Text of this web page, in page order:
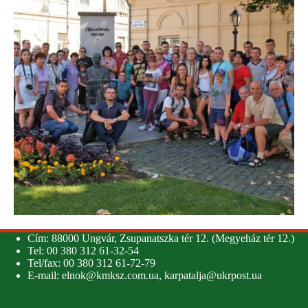
Cím: 88000 Ungvár, Zsupanatszka tér 12. (Megyeház tér 12.)
Tel: 00 380 312 61-32-54
Tel/fax: 00 380 312 61-72-79
E-mail: elnok@kmksz.com.ua, karpatalja@ukrpost.ua